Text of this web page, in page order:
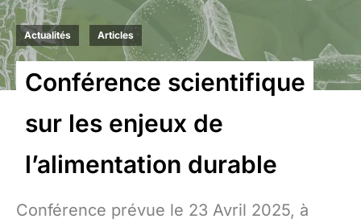
Actualités Articles
Conférence scientifique
sur les enjeux de
l’alimentation durable
Conférence prévue le 23 Avril 2025, à